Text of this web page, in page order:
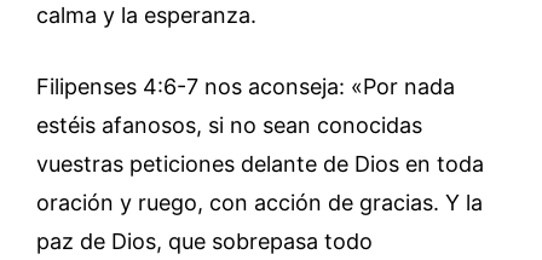
calma y la esperanza.
Filipenses 4:6-7 nos aconseja: «Por nada
estéis afanosos, si no sean conocidas
vuestras peticiones delante de Dios en toda
oración y ruego, con acción de gracias. Y la
paz de Dios, que sobrepasa todo